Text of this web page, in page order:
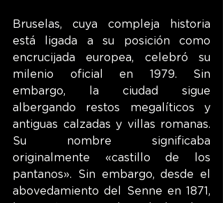
Bruselas, cuya compleja historia
está ligada a su posición como
encrucijada europea, celebró su
milenio oficial en 1979. Sin
embargo, la ciudad sigue
albergando restos megalíticos y
antiguas calzadas y villas romanas.
Su nombre significaba
originalmente «castillo de los
pantanos». Sin embargo, desde el
abovedamiento del Senne en 1871,